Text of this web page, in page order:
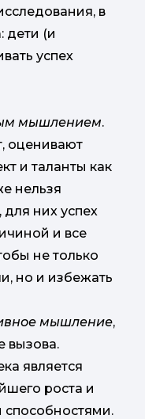
в
дети (и
успех
мышлением.
оценивают
и таланты как
нельзя
для них успех
и все
не только
но и избежать
мышление,
вызова.
является
роста и